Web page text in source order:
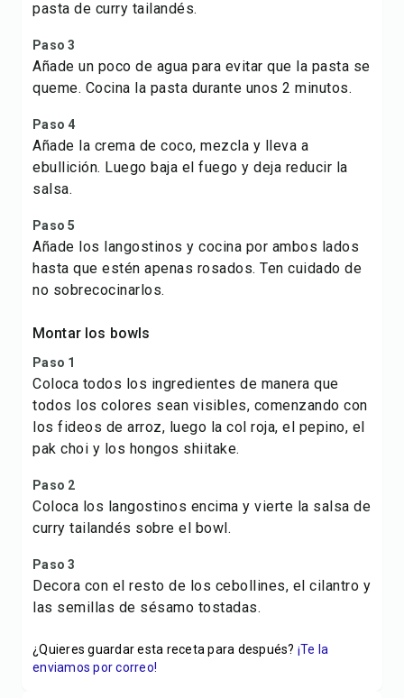
pasta de curry tailandés.
Paso 3
Añade un poco de agua para evitar que la pasta se
queme. Cocina la pasta durante unos 2 minutos.
Paso 4
Añade la crema de coco, mezcla y lleva a
ebullición. Luego baja el fuego y deja reducir la
salsa.
Paso 5
Añade los langostinos y cocina por ambos lados
hasta que estén apenas rosados. Ten cuidado de
no sobrecocinarlos.
Montar los bowls
Paso 1
Coloca todos los ingredientes de manera que
todos los colores sean visibles, comenzando con
los fideos de arroz, luego la col roja, el pepino, el
pak choi y los hongos shiitake.
Paso 2
Coloca los langostinos encima y vierte la salsa de
curry tailandés sobre el bowl.
Paso 3
Decora con el resto de los cebollines, el cilantro y
las semillas de sésamo tostadas.
¿Quieres guardar esta receta para después? ¡Te la
enviamos por correo!